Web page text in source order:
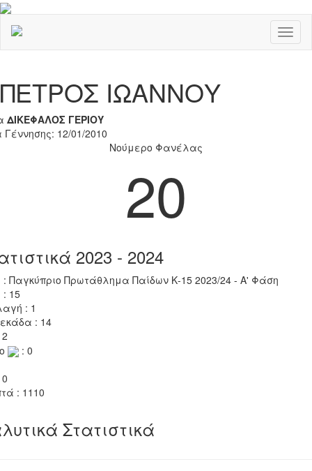
ΠΕΤΡΟΣ ΙΩΑΝΝΟΥ
ΔΙΚΕΦΑΛΟΣ ΓΕΡΙΟΥ
Γέννησης: 12/01/2010
Νούμερο Φανέλας
20
2023 - 2024
: Παγκύπριο Πρωτάθλημα Παίδων Κ-15 2023/24 - Α' Φάση
: 15
: 1
: 14
: 0
: 1110
Στατιστικά